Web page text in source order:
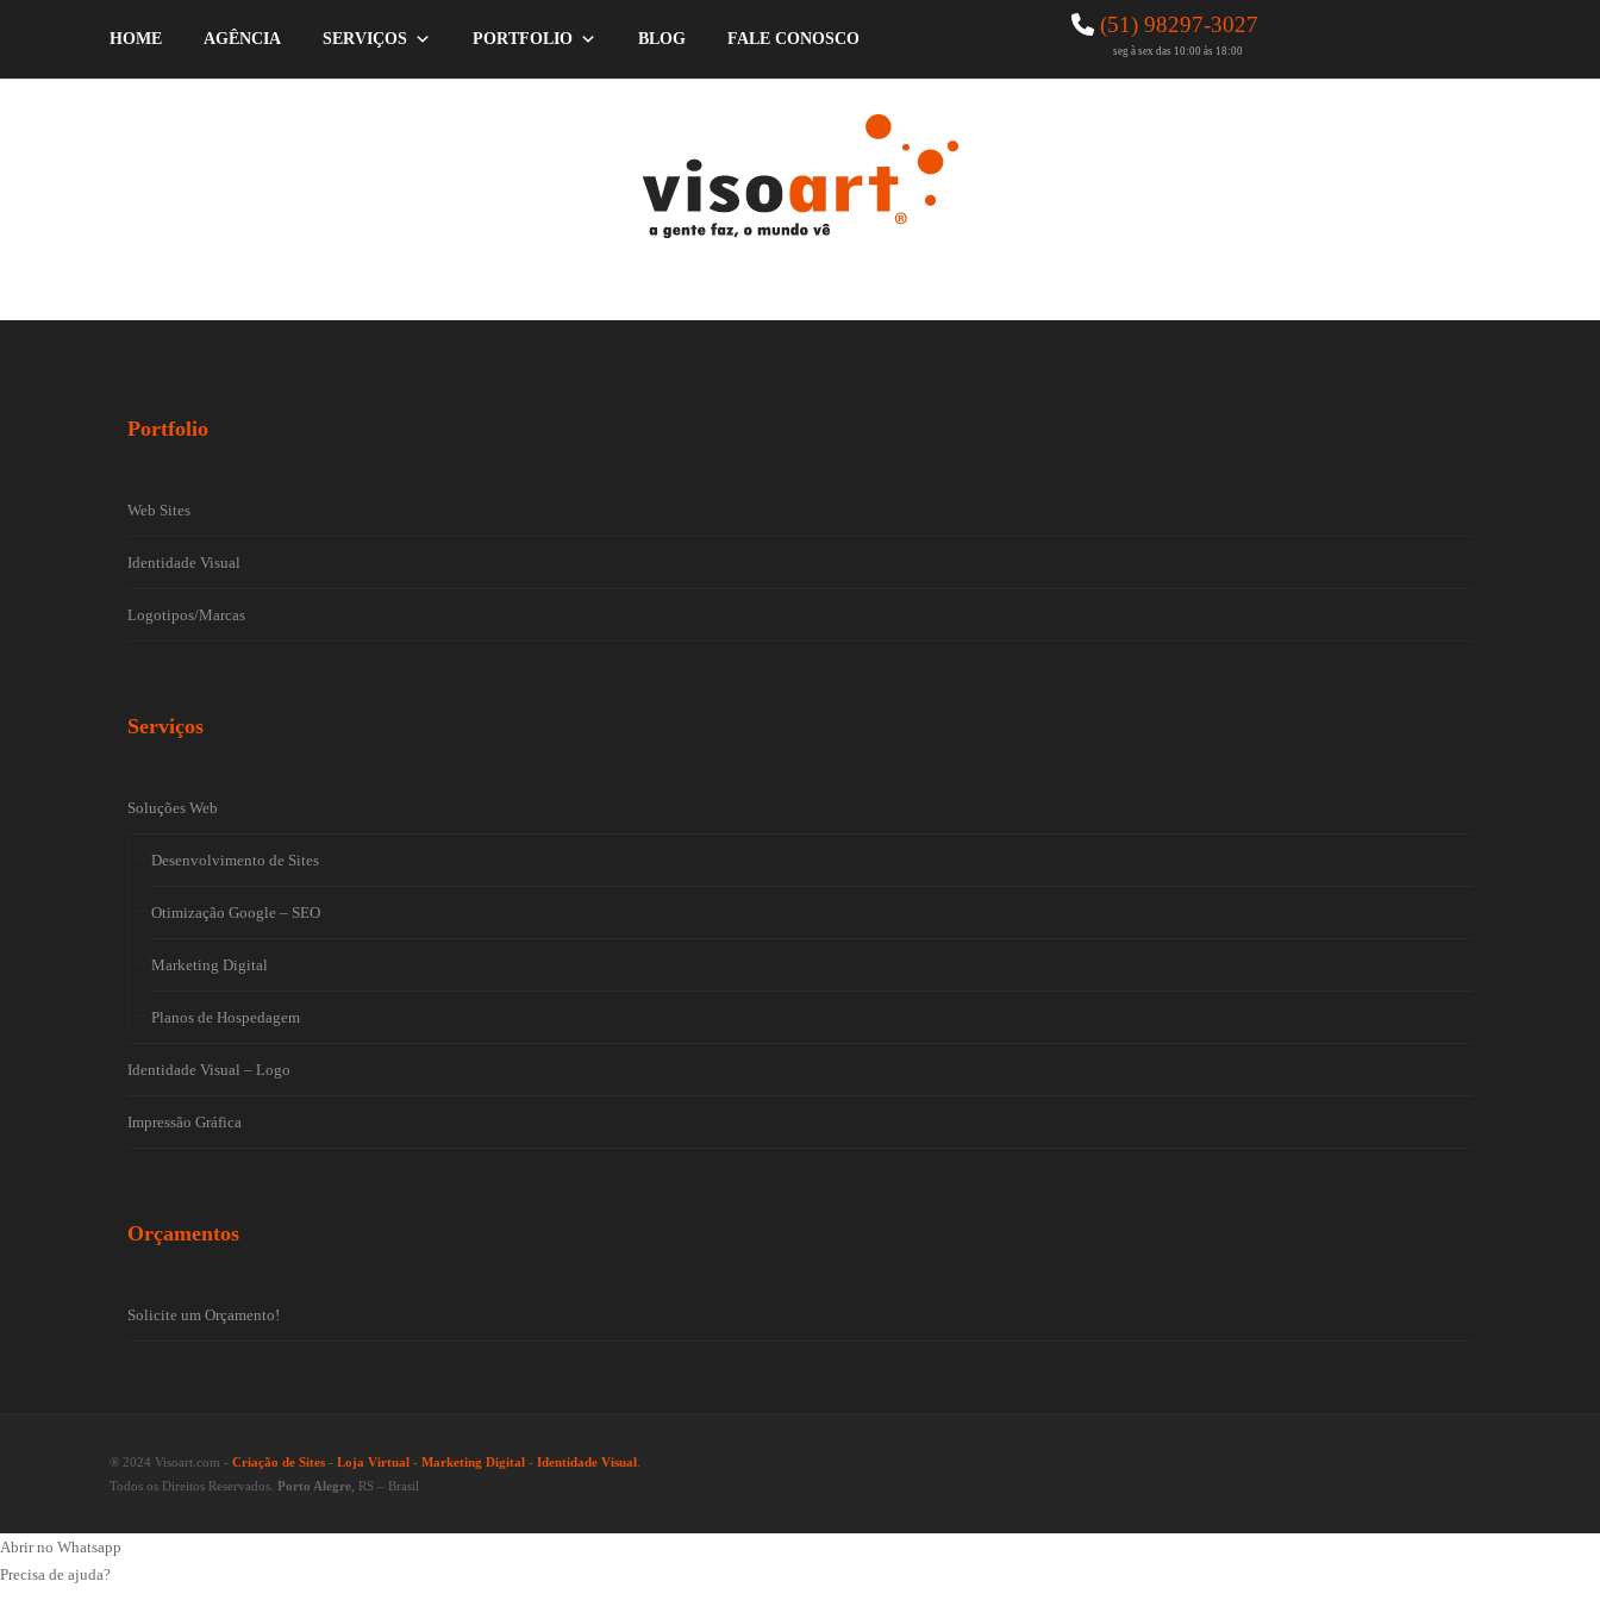
HOME AGÊNCIA SERVIÇOS PORTFOLIO BLOG FALE CONOSCO
(51) 98297-3027
seg à sex das 10:00 às 18:00
Portfolio
Web Sites
Identidade Visual
Logotipos/Marcas
Serviços
Soluções Web
Desenvolvimento de Sites
Otimização Google – SEO
Marketing Digital
Planos de Hospedagem
Identidade Visual – Logo
Impressão Gráfica
Orçamentos
Solicite um Orçamento!
® 2024 Visoart.com - Criação de Sites - Loja Virtual - Marketing Digital - Identidade Visual
Todos os Direitos Reservados. Porto Alegre , RS – Brasil
Abrir no Whatsapp
Precisa de ajuda?